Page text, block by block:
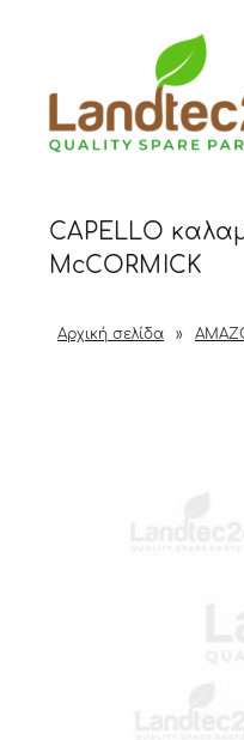
CAPELLO
McCORMICK
Αρχική σελίδα »